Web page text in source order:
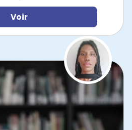
Voir